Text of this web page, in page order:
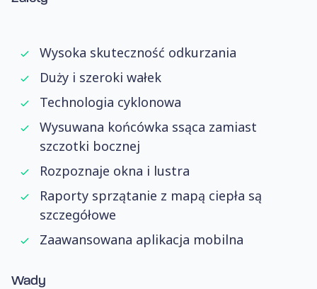
Wysoka skuteczność odkurzania
Duży i szeroki wałek
Technologia cyklonowa
Wysuwana końcówka ssąca zamiast
szczotki bocznej
Rozpoznaje okna i lustra
Raporty sprzątanie z mapą ciepła są
szczegółowe
Zaawansowana aplikacja mobilna
Wady